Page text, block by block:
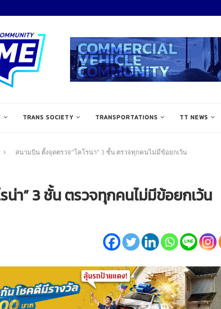
TRANS SOCIETY TRANSPORTATIONS TT NEWS
สนามบิน ตั้งจุดตรวจ”โคโรน่า” 3 ชั้น ตรวจทุกคนไม่มีข้อยกเว้น
น่า” 3 ชั้น ตรวจทุกคนไม่มีข้อยกเว้น